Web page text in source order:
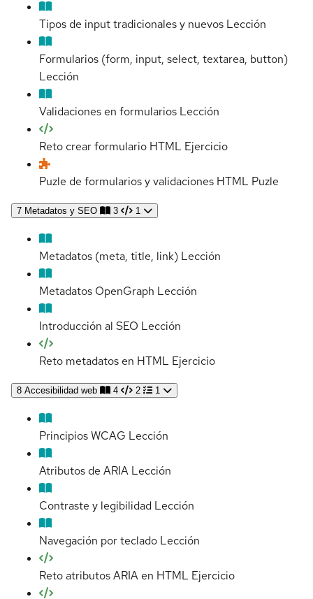
Tipos de input tradicionales y nuevos Lección
Formularios (form, input, select, textarea, button)
Lección
Validaciones en formularios Lección
Reto crear formulario HTML Ejercicio
Puzle de formularios y validaciones HTML Puzle
7 Metadatos y SEO 3 1
Metadatos (meta, title, link) Lección
Metadatos OpenGraph Lección
Introducción al SEO Lección
Reto metadatos en HTML Ejercicio
8 Accesibilidad web 4 2 1
Principios WCAG Lección
Atributos de ARIA Lección
Contraste y legibilidad Lección
Navegación por teclado Lección
Reto atributos ARIA en HTML Ejercicio